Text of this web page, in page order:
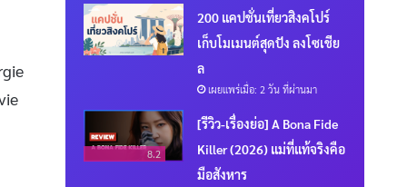
200 แคปชั่นเที่ยวสิงคโปร์
เก็บโมเมนต์สุดปัง ลงโซเชีย
ล
เผยแพร่เมื่อ: 2 วัน ที่ผ่านมา
8.2
[รีวิว-เรื่องย่อ] A Bona Fide
Killer (2026) แม่ที่แท้จริงคือ
มือสังหาร